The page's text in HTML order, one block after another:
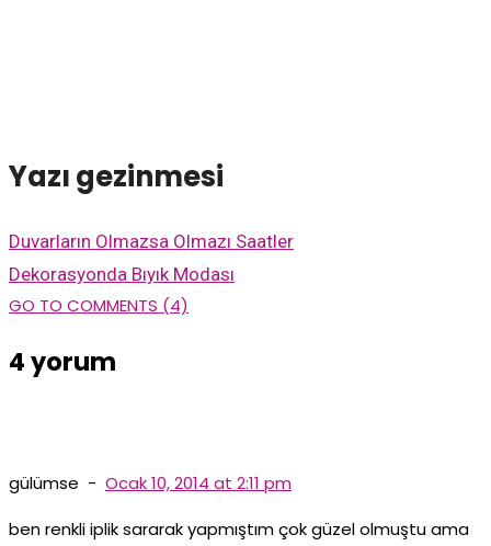
Yazı gezinmesi
Duvarların Olmazsa Olmazı Saatler
Dekorasyonda Bıyık Modası
GO TO COMMENTS (4)
4 yorum
gülümse - Ocak 10, 2014 at 2:11 pm
ben renkli iplik sararak yapmıştım çok güzel olmuştu ama